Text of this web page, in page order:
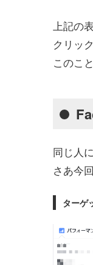
上記の
クリッ
このこ
同じ人
さあ今
ターゲ